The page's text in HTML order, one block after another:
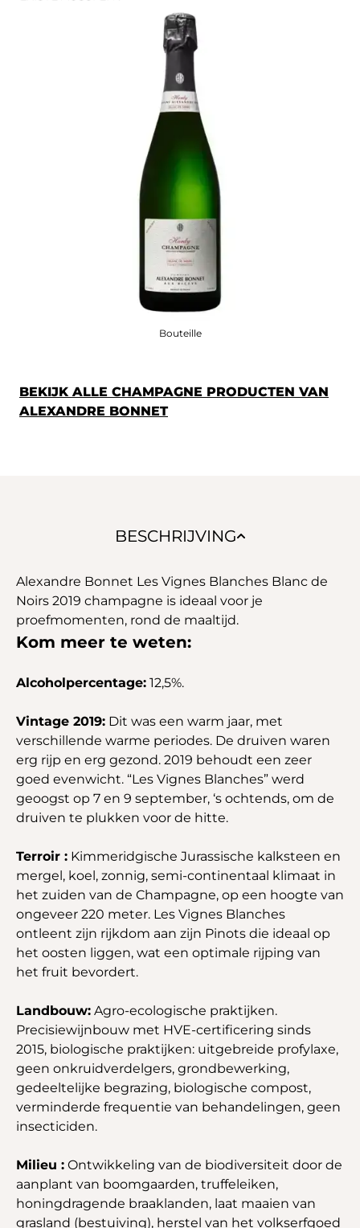
Bouteille
BEKIJK ALLE CHAMPAGNE PRODUCTEN VAN
ALEXANDRE BONNET
BESCHRIJVING
Alexandre Bonnet Les Vignes Blanches Blanc de
Noirs 2019 champagne is ideaal voor je
proefmomenten, rond de maaltijd.
Kom meer te weten:
Alcoholpercentage: 12,5%.
Vintage 2019: Dit was een warm jaar, met
verschillende warme periodes. De druiven waren
erg rijp en erg gezond. 2019 behoudt een zeer
goed evenwicht. “Les Vignes Blanches” werd
geoogst op 7 en 9 september, ‘s ochtends, om de
druiven te plukken voor de hitte.
Terroir : Kimmeridgische Jurassische kalksteen en
mergel, koel, zonnig, semi-continentaal klimaat in
het zuiden van de Champagne, op een hoogte van
ongeveer 220 meter. Les Vignes Blanches
ontleent zijn rijkdom aan zijn Pinots die ideaal op
het oosten liggen, wat een optimale rijping van
het fruit bevordert.
Landbouw: Agro-ecologische praktijken.
Precisiewijnbouw met HVE-certificering sinds
2015, biologische praktijken: uitgebreide profylaxe,
geen onkruidverdelgers, grondbewerking,
gedeeltelijke begrazing, biologische compost,
verminderde frequentie van behandelingen, geen
insecticiden.
Milieu : Ontwikkeling van de biodiversiteit door de
aanplant van boomgaarden, truffeleiken,
honingdragende braaklanden, laat maaien van
grasland (bestuiving), herstel van het volkserfgoed